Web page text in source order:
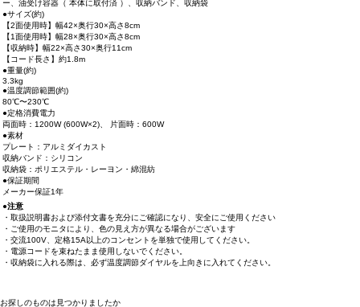
ー、油受け容器（ 本体に取付済 ）、収納バンド、収納袋
●サイズ(約)
【2面使用時】幅42×奥行30×高さ8cm
【1面使用時】幅28×奥行30×高さ8cm
【収納時】幅22×高さ30×奥行11cm
【コード長さ】約1.8m
●重量(約)
3.3kg
●温度調節範囲(約)
80℃〜230℃
●定格消費電力
両面時：1200W (600W×2)、 片面時：600W
●素材
プレート：アルミダイカスト
収納バンド：シリコン
収納袋：ポリエステル・レーヨン・綿混紡
●保証期間
メーカー保証1年
●注意
・取扱説明書および添付文書を充分にご確認になり、安全にご使用ください
・ご使用のモニタにより、色の見え方が異なる場合がございます
・交流100V、定格15A以上のコンセントを単独で使用してください。
・電源コードを束ねたまま使用しないでください。
・収納袋に入れる際は、必ず温度調節ダイヤルを上向きに入れてください。
お探しのものは見つかりましたか